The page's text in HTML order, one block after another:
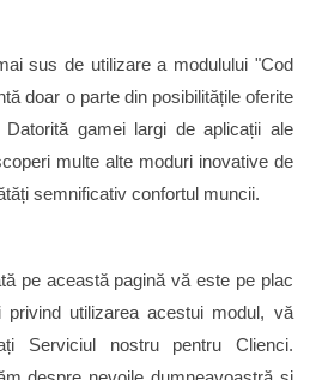
sus de utilizare a modulului "Cod
doar o parte din posibilitățile oferite
Datorită gamei largi de aplicații ale
multe alte moduri inovative de
semnificativ confortul muncii.
pe această pagină vă este pe plac
utilizarea acestui modul, vă
Serviciul nostru pentru Clienci.